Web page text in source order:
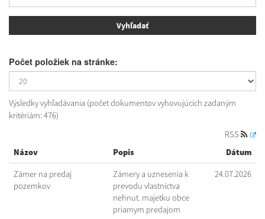
Počet položiek na stránke:
Výsledky vyhľadávania (počet dokumentov vyhovujúcich zadaným
kritériám: 476)
RSS
Názov
Popis Dátum
Zámer na predaj
pozemkov
Zámery a uznesenia k
prevodu vlastníctva
nehnut. majetku obce
priamym predajom
24.07.2026